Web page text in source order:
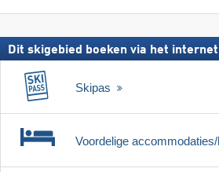
Dit skigebied boeken via het internet
Skipas
Voordelige